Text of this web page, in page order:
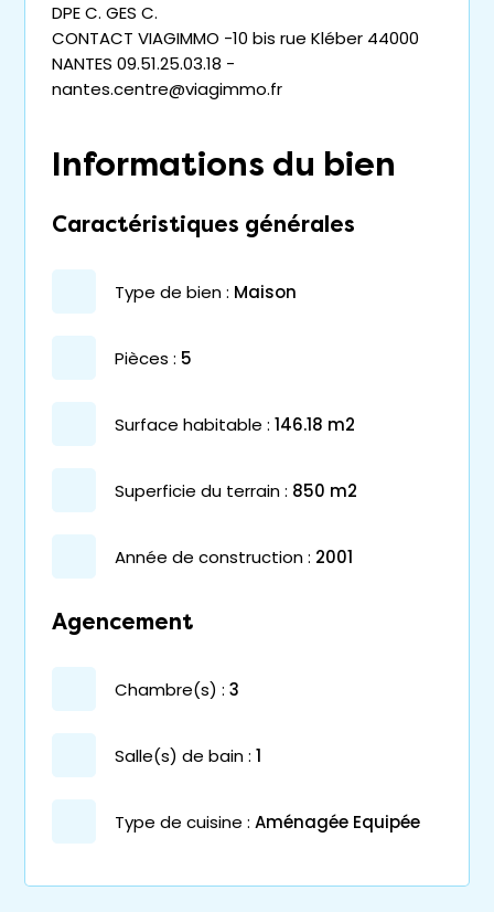
DPE C. GES C.
CONTACT VIAGIMMO -10 bis rue Kléber 44000
NANTES 09.51.25.03.18 -
nantes.centre@viagimmo.fr
Informations du bien
Caractéristiques générales
type de bien : maison
pièces : 5
surface habitable : 146.18 m2
superficie du terrain : 850 m2
année de construction : 2001
Agencement
chambre(s) : 3
salle(s) de bain : 1
Type de cuisine : Aménagée Equipée